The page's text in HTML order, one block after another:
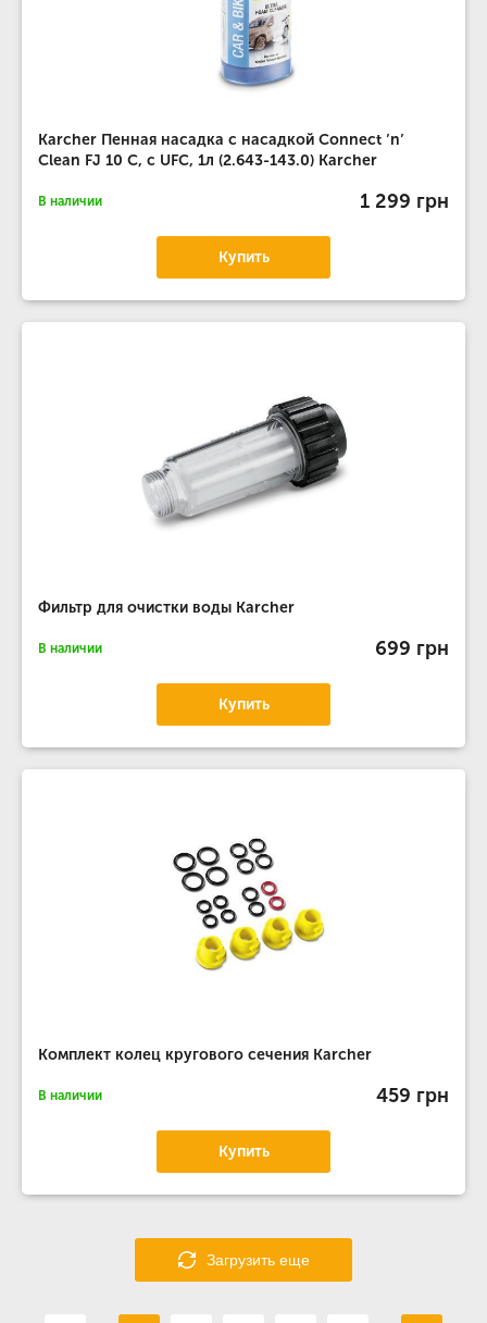
Karcher Пенная насадка с насадкой Connect ’n’
Clean FJ 10 C, с UFC, 1л (2.643-143.0) Karcher
В наличии 1 299 грн
Купить
Фильтр для очистки воды Karcher
В наличии 699 грн
Купить
Комплект колец кругового сечения Karcher
В наличии 459 грн
Купить
Загрузить еще